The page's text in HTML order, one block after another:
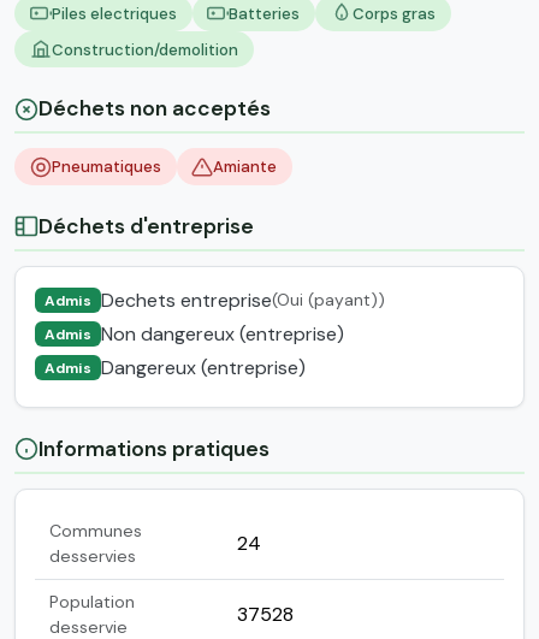
Piles electriques
Batteries
Corps gras
Construction/demolition
Déchets non acceptés
Pneumatiques Amiante
Déchets d'entreprise
Admis Dechets entreprise(Oui (payant))
Admis Non dangereux (entreprise)
Admis Dangereux (entreprise)
Informations pratiques
Communes
desservies
24
Population
desservie
37528